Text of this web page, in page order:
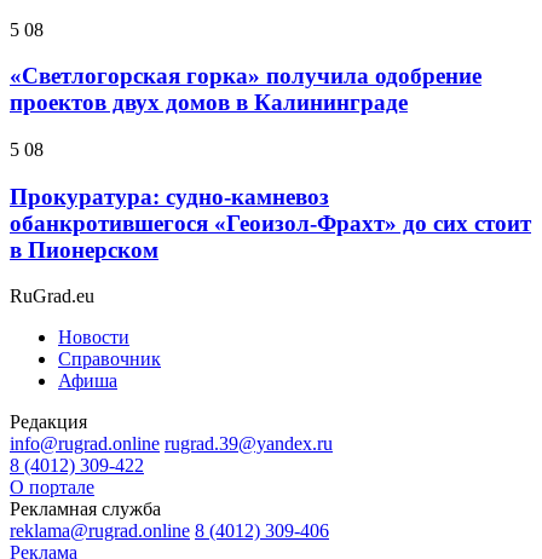
5 08
«Светлогорская горка» получила одобрение
проектов двух домов в Калининграде
5 08
Прокуратура: судно-камневоз
обанкротившегося «Геоизол-Фрахт» до сих стоит
в Пионерском
RuGrad.eu
Новости
Справочник
Афиша
Редакция
info@rugrad.online rugrad.39@yandex.ru
8 (4012) 309-422
О портале
Рекламная служба
reklama@rugrad.online 8 (4012) 309-406
Реклама